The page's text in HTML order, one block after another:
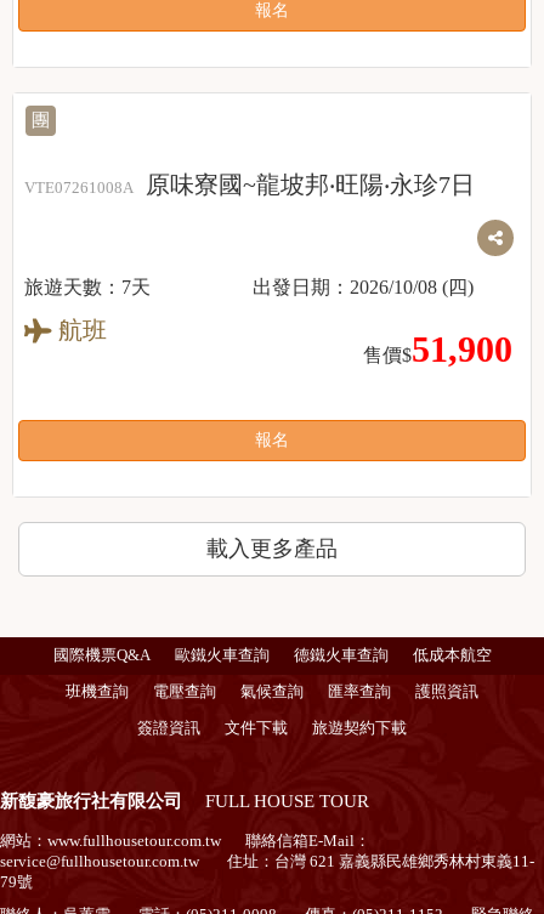
報名
團
VTE07261008A 原味寮國~龍坡邦‧旺陽‧永珍7日
7天 2026/10/08 (四)
航班
售價$51,900
報名
載入更多產品
國際機票Q&A 歐鐵火車查詢 德鐵火車查詢
低成本航空
班機查詢
電壓查詢 氣候查詢 匯率查詢
護照資訊
簽證資訊
文件下載 旅遊契約下載
新馥豪旅行社有限公司 FULL HOUSE TOUR
網站： www.fullhousetour.com.tw
聯絡信箱E-Mail：
service@fullhousetour.com.tw
住址：台灣 621 嘉義縣民雄鄉秀林村東義11-
79號